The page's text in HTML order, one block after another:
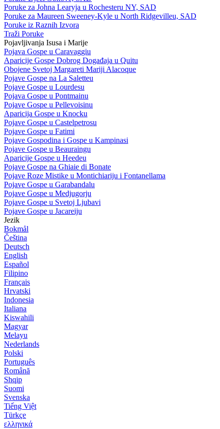
Poruke za Johna Learyja u Rochesteru NY, SAD
Poruke za Maureen Sweeney-Kyle u North Ridgevilleu, SAD
Poruke iz Raznih Izvora
Traži Poruke
Pojavljivanja Isusa i Marije
Pojava Gospe u Caravaggiu
Aparicije Gospe Dobrog Događaja u Quitu
Obojene Svetoj Margareti Mariji Alacoque
Pojave Gospe na La Saletteu
Pojave Gospe u Lourdesu
Pojava Gospe u Pontmainu
Pojave Gospe u Pellevoisinu
Aparicija Gospe u Knocku
Pojave Gospe u Castelpetrosu
Pojave Gospe u Fatimi
Pojave Gospodina i Gospe u Kampinasi
Pojave Gospe u Beauraingu
Aparicije Gospe u Heedeu
Pojave Gospe na Ghiaie di Bonate
Pojave Roze Mistike u Montichiariju i Fontanellama
Pojave Gospe u Garabandalu
Pojave Gospe u Medjugorju
Pojave Gospe u Svetoj Ljubavi
Pojave Gospe u Jacareiju
Jezik
Bokmål
Čeština
Deutsch
English
Español
Filipino
Français
Hrvatski
Indonesia
Italiana
Kiswahili
Magyar
Melayu
Nederlands
Polski
Português
Română
Shqip
Suomi
Svenska
Tiếng Việt
Türkçe
ελληνικά